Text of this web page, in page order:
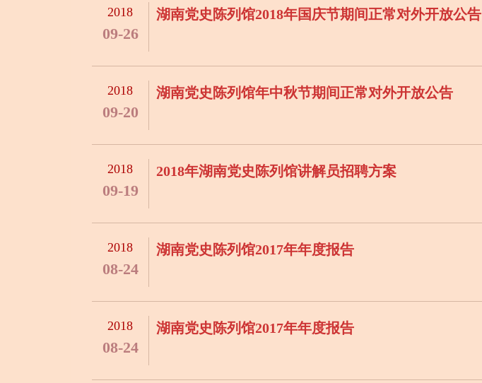
2018
09-26
湖南党史陈列馆2018年国庆节期间正常对外开放公告
2018
09-20
湖南党史陈列馆年中秋节期间正常对外开放公告
2018
09-19
2018年湖南党史陈列馆讲解员招聘方案
2018
08-24
湖南党史陈列馆2017年年度报告
2018
08-24
湖南党史陈列馆2017年年度报告